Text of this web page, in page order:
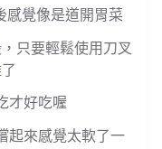
感覺像是道開胃菜
只要輕鬆使用刀叉
才好吃喔
起來感覺太軟了一